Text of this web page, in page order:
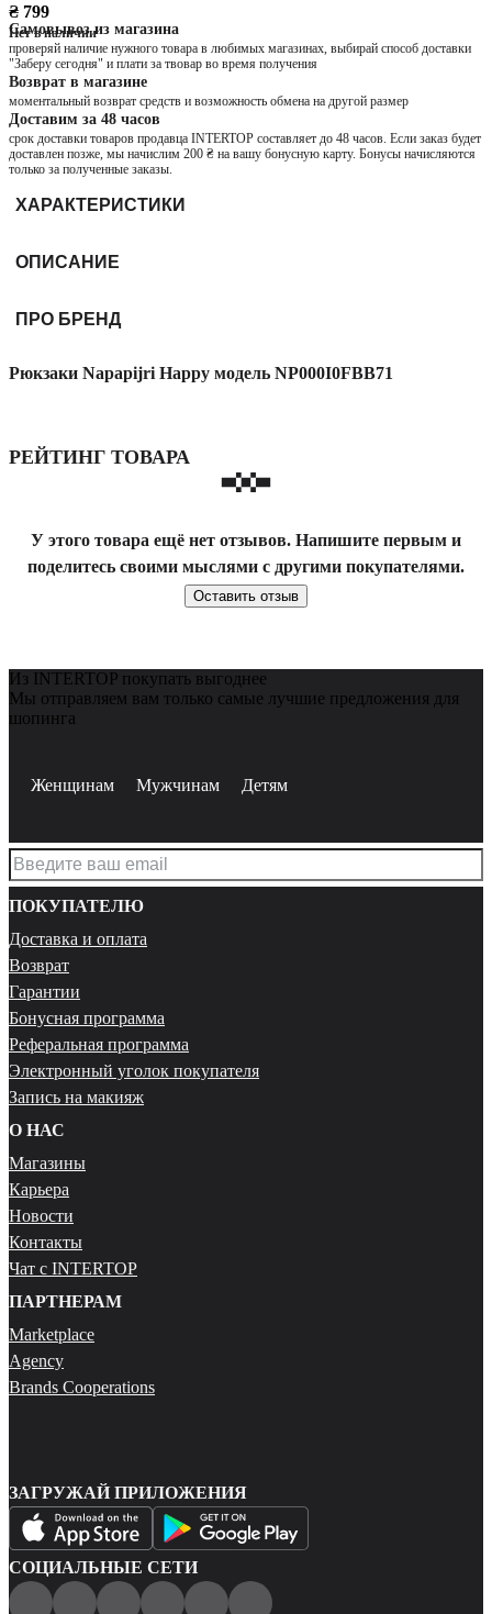
₴ 799
Нет в наличии
Самовывоз из магазина
проверяй наличие нужного товара в любимых магазинах, выбирай способ доставки
"Заберу сегодня" и плати за твовар во время получения
Возврат в магазине
моментальный возврат средств и возможность обмена на другой размер
Доставим за 48 часов
срок доставки товаров продавца INTERTOP составляет до 48 часов. Если заказ будет
доставлен позже, мы начислим 200 ₴ на вашу бонусную карту. Бонусы начисляются
только за полученные заказы.
ХАРАКТЕРИСТИКИ
ОПИСАНИЕ
ПРО БРЕНД
Рюкзаки Napapijri Happy модель NP000I0FBB71
РЕЙТИНГ ТОВАРА
У этого товара ещё нет отзывов. Напишите первым и
поделитесь своими мыслями с другими покупателями.
Оставить отзыв
Из INTERTOP покупать выгоднее
Мы отправляем вам только самые лучшие предложения для
шопинга
Женщинам Мужчинам Детям
ПОКУПАТЕЛЮ
Доставка и оплата
Возврат
Гарантии
Бонусная программа
Реферальная программа
Электронный уголок покупателя
Запись на макияж
О НАС
Магазины
Карьера
Новости
Контакты
Чат с INTERTOP
ПАРТНЕРАМ
Marketplace
Agency
Brands Cooperations
ЗАГРУЖАЙ ПРИЛОЖЕНИЯ
СОЦИАЛЬНЫЕ СЕТИ